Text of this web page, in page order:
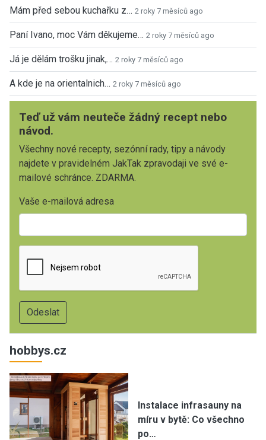
Mám před sebou kuchařku z… 2 roky 7 měsíců ago
Paní Ivano, moc Vám děkujeme… 2 roky 7 měsíců ago
Já je dělám trošku jinak,… 2 roky 7 měsíců ago
A kde je na orientalnich… 2 roky 7 měsíců ago
Teď už vám neuteče žádný recept nebo
návod.
Všechny nové recepty, sezónní rady, tipy a návody
najdete v pravidelném JakTak zpravodaji ve své e-
mailové schránce. ZDARMA.
Vaše e-mailová adresa
hobbys.cz
Instalace infrasauny na
míru v bytě: Co všechno
po…